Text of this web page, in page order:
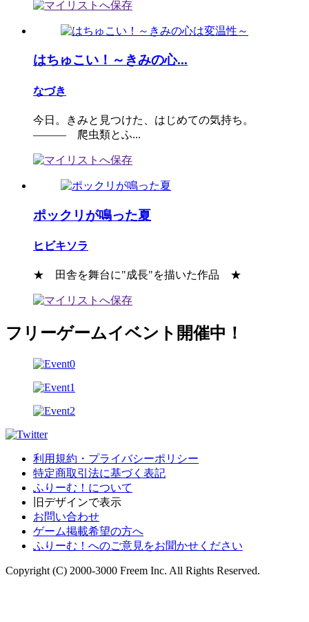
はちゅこい！～きみの心...
なづき
今日。きみと見つけた、はじめての気持ち。
――― 爬虫類とふ...
ポックリが鳴った夏
ヒビキソラ
★ 田舎を舞台に"成長"を描いた作品 ★
フリーゲームイベント開催中！
利用規約・プライバシーポリシー
特定商取引法に基づく表記
ふりーむ！について
旧デザインで表示
お問い合わせ
ゲーム掲載希望の方へ
ふりーむ！へのご意見をお聞かせください
Copyright (C) 2000-3000 Freem Inc. All Rights Reserved.